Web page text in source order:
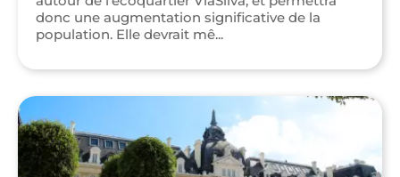
donc une augmentation significative de la
population. Elle devrait mê...